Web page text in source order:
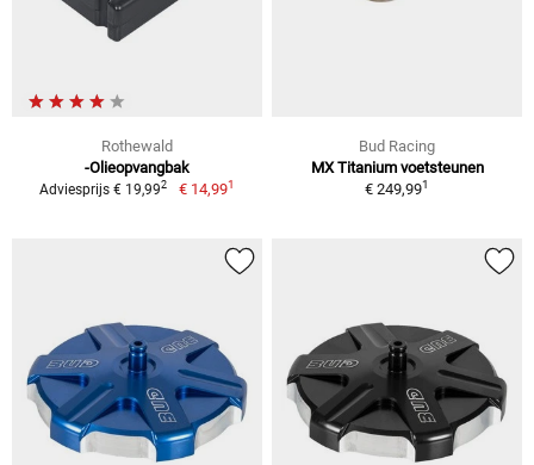
Rothewald
-Olieopvangbak
Adviesprijs € 19,992 € 14,991
Bud Racing
MX Titanium voetsteunen
€ 249,991